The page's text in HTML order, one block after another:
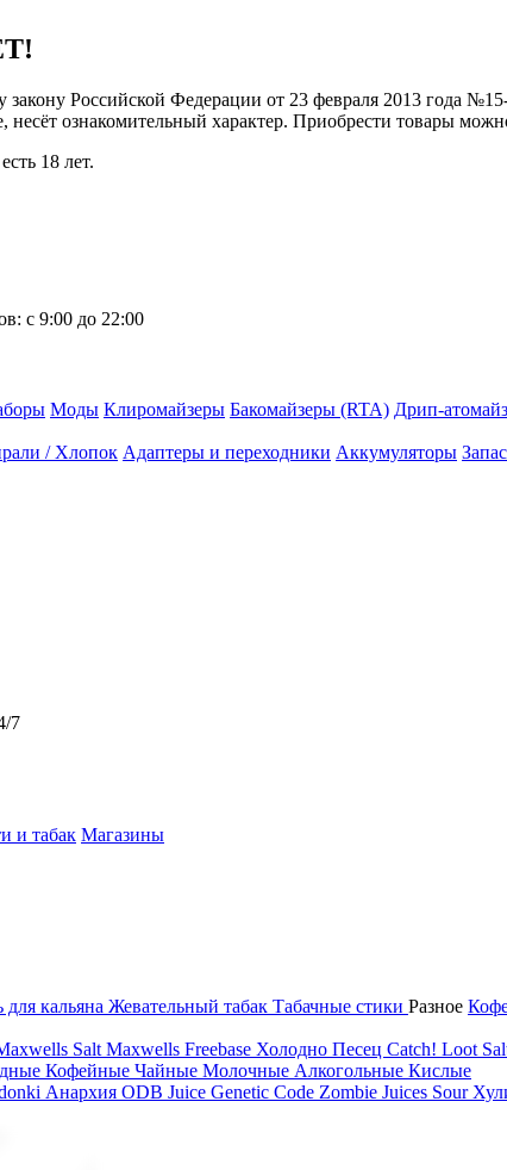
закону Российской Федерации от 23 февраля 2013 года
ознакомительный характер. Приобрести товары
18 лет.
с 9:00 до 22:00
Моды Клиромайзеры Бакомайзеры (RTA) Дрип-
/ Хлопок Адаптеры и переходники Аккумуляторы
7
и табак Магазины
для кальяна Жевательный табак Табачные стики Разное
Salt Maxwells Freebase Холодно Песец Catch! Loot
Кофейные Чайные Молочные Алкогольные Кислые
Анархия ODB Juice Genetic Code Zombie Juices Sour